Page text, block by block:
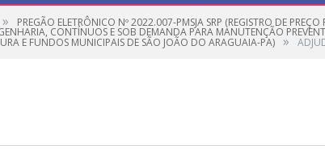
» PREGÃO ELETRÔNICO Nº 2022.007-PMSJA SRP (REGISTRO DE
CONTÍNUOS E SOB DEMANDA PARA MANUTENÇÃO
E FUNDOS MUNICIPAIS DE SÃO JOÃO DO ARAGUAIA-PA) »